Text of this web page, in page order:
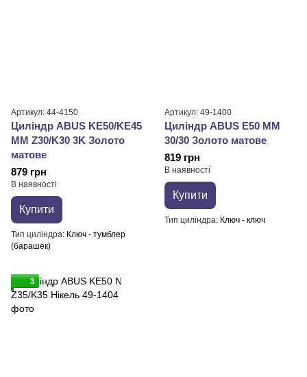
Артикул: 44-4150
Циліндр ABUS KE50/KE45
MM Z30/K30 3K Золото
матове
879 грн
В наявності
Купити
Тип циліндра Ключ - тумблер
(барашек)
Артикул: 49-1400
Циліндр ABUS E50 MM
30/30 Золото матове
819 грн
В наявності
Купити
Тип циліндра Ключ - ключ
3